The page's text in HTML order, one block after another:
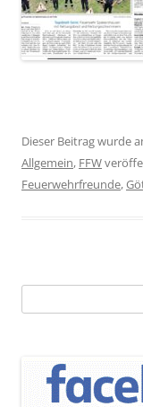
Dieser Beitrag wurde
Allgemein, FFW
Feuerwehrfreunde,
nach: